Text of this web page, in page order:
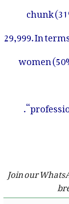
chunk
29,999. In
women
Join our